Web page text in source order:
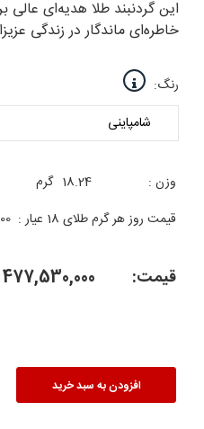
این گردنبند طلا هدیه‌ای
خاطره‌ای ماندگار در زندگی
رنگ:
وزن : 18.24 گرم
قیمت روز هر گرم طلای 18 عیار :
قیمت: 477,530,000
افزودن به سبد خرید